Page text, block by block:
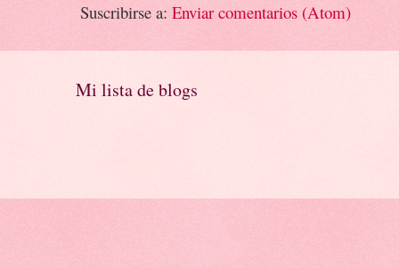
Suscribirse a: Enviar comentarios (Atom)
Mi lista de blogs